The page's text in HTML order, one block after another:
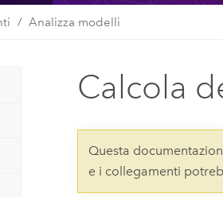
Analizza modelli
Calcola
Questa
e i collegamenti